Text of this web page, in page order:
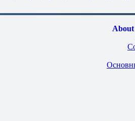
About